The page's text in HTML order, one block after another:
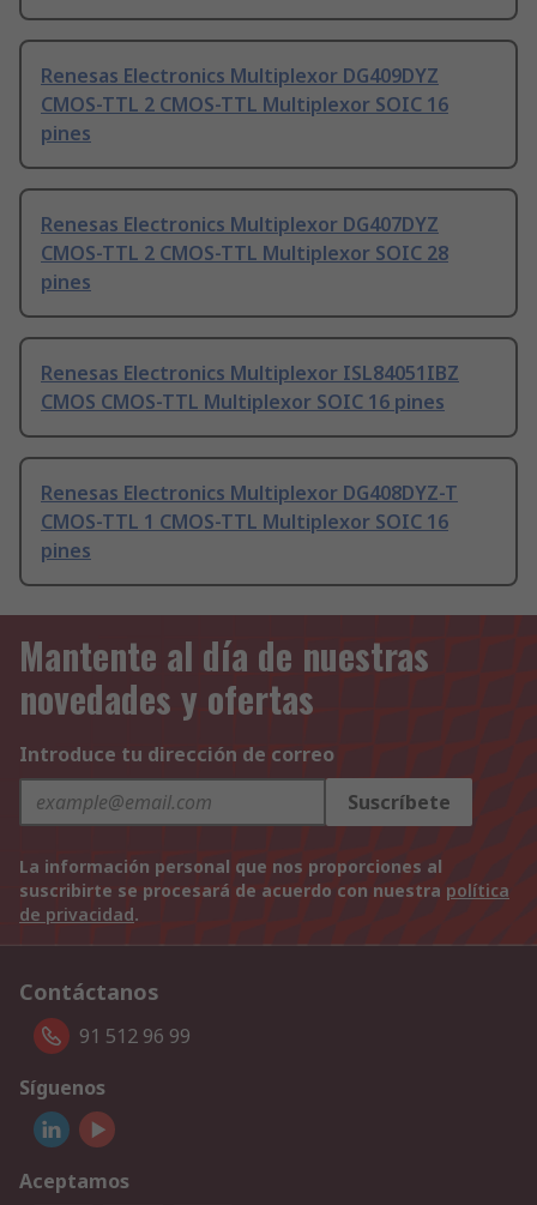
Renesas Electronics Multiplexor DG409DYZ
CMOS-TTL 2 CMOS-TTL Multiplexor SOIC 16
pines
Renesas Electronics Multiplexor DG407DYZ
CMOS-TTL 2 CMOS-TTL Multiplexor SOIC 28
pines
Renesas Electronics Multiplexor ISL84051IBZ
CMOS CMOS-TTL Multiplexor SOIC 16 pines
Renesas Electronics Multiplexor DG408DYZ-T
CMOS-TTL 1 CMOS-TTL Multiplexor SOIC 16
pines
Mantente al día de nuestras
novedades y ofertas
Introduce tu dirección de correo
Suscríbete
La información personal que nos proporciones al
suscribirte se procesará de acuerdo con nuestra política
de privacidad.
Contáctanos
91 512 96 99
Síguenos
Aceptamos